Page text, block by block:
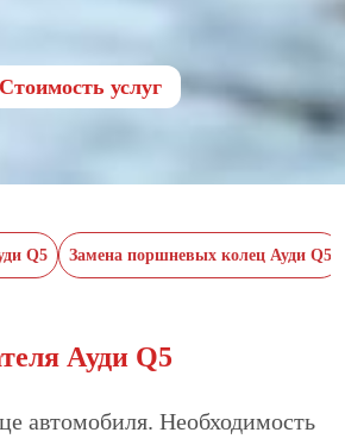
Cтоимость услуг
Q5 Замена поршневых колец Ауди Q5
Ауди Q5
автомобиля. Необходимость